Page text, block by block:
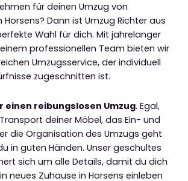
für deinen Umzug von
Dann ist Umzug Richter aus
Wahl für dich. Mit jahrelanger
professionellen Team bieten wir
Umzugsservice, der individuell
zugeschnitten ist.
einen reibungslosen Umzug. Egal,
deiner Möbel, das Ein- und
die Organisation des Umzugs geht
in guten Händen. Unser geschultes
sich um alle Details, damit du dich
neues Zuhause in Horsens einleben